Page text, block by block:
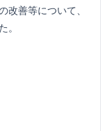
改善等について、
。